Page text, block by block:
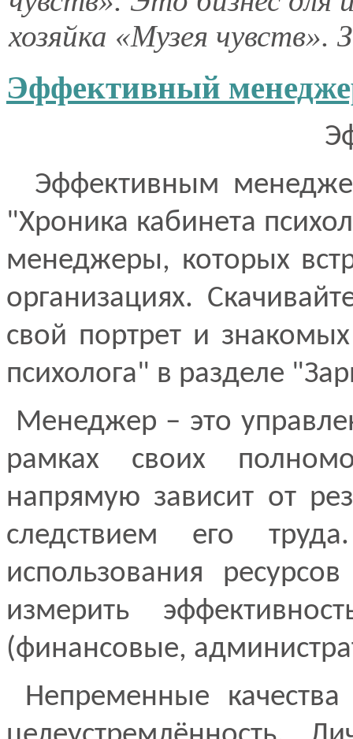
хозяйка «Музея
Эффективный
Эффективным
"Хроника кабинета
менеджеры, которых
организациях.
свой портрет и
психолога" в разделе
Менеджер – это
рамках своих
напрямую зависит от
следствием его
использования
измерить
(финансовые,
Непременные